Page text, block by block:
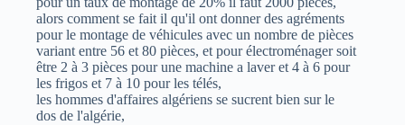
alors comment se fait il qu'il ont donner des agréments
pour le montage de véhicules avec un nombre de pièces
variant entre 56 et 80 pièces, et pour électroménager soit
être 2 à 3 pièces pour une machine a laver et 4 à 6 pour
les frigos et 7 à 10 pour les télés,
les hommes d'affaires algériens se sucrent bien sur le
dos de l'algérie,